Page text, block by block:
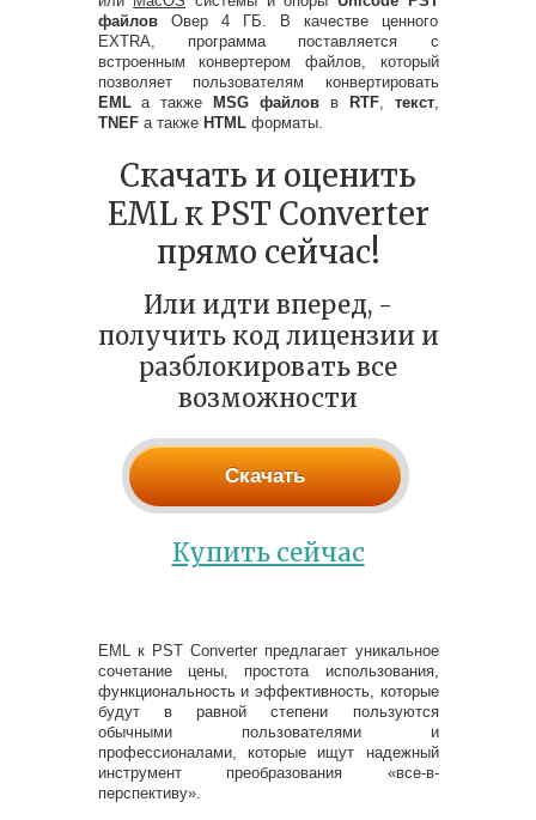
файловОвер 4 ГБ. В качестве ценного
EXTRA, программа поставляется с
встроенным конвертером файлов, который
позволяет пользователям конвертировать
EMLа также MSG файловв RTF, текст,
TNEFа также HTMLформаты.
Скачать и оценить
EML к PST Converter
прямо сейчас!
Или идти вперед, -
получить код лицензии и
разблокировать все
возможности
Скачать
Купить сейчас
EML к PST Converter предлагает уникальное
сочетание цены, простота использования,
функциональность и эффективность, которые
будут в равной степени пользуются
обычными пользователями и
профессионалами, которые ищут надежный
инструмент преобразования «все-в-
перспективу».